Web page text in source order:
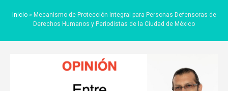
Inicio» Mecanismo de Protección Integral para Personas Defensoras de
Derechos Humanos y Periodistas de la Ciudad de México